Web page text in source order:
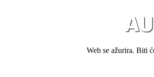
Web se ažurira. Biti